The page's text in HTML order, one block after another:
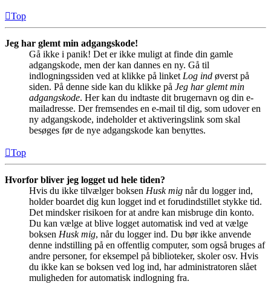
Top
Jeg har glemt min adgangskode!
Gå ikke i panik! Det er ikke muligt at finde din gamle
adgangskode, men der kan dannes en ny. Gå til
indlogningssiden ved at klikke på linket Log ind øverst på
siden. På denne side kan du klikke på Jeg har glemt min
adgangskode. Her kan du indtaste dit brugernavn og din e-
mailadresse. Der fremsendes en e-mail til dig, som udover en
ny adgangskode, indeholder et aktiveringslink som skal
besøges før de nye adgangskode kan benyttes.
Top
Hvorfor bliver jeg logget ud hele tiden?
Hvis du ikke tilvælger boksen Husk mig når du logger ind,
holder boardet dig kun logget ind et forudindstillet stykke tid.
Det mindsker risikoen for at andre kan misbruge din konto.
Du kan vælge at blive logget automatisk ind ved at vælge
boksen Husk mig, når du logger ind. Du bør ikke anvende
denne indstilling på en offentlig computer, som også bruges af
andre personer, for eksempel på biblioteker, skoler osv. Hvis
du ikke kan se boksen ved log ind, har administratoren slået
muligheden for automatisk indlogning fra.